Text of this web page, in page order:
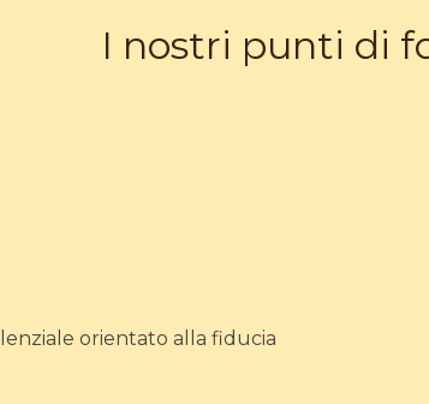
I nostri punti di
orientato alla fiducia